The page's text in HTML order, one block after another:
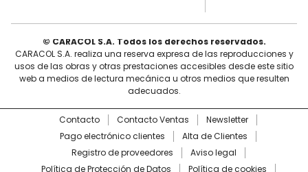
© CARACOL S.A. Todos los derechos reservados.
CARACOL S.A. realiza una reserva expresa de las reproducciones y
usos de las obras y otras prestaciones accesibles desde este sitio
web a medios de lectura mecánica u otros medios que resulten
adecuados.
Contacto Contacto Ventas
Newsletter
Pago electrónico clientes
Alta de Clientes
Registro de proveedores
Aviso legal
Política de Protección de Datos
Política de cookies